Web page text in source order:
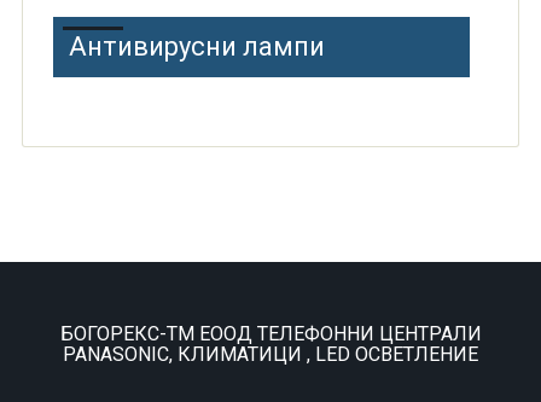
Антивирусни лампи
БОГОРЕКС-ТМ ЕООД ТЕЛЕФОННИ ЦЕНТРАЛИ
PANASONIC, КЛИМАТИЦИ , LED ОСВЕТЛЕНИЕ